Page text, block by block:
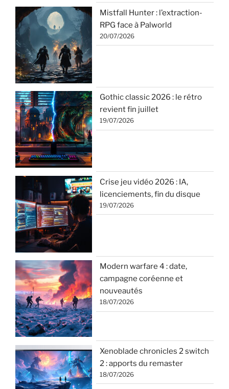
Mistfall Hunter : l’extraction-
RPG face à Palworld
20/07/2026
Gothic classic 2026 : le rétro
revient fin juillet
19/07/2026
Crise jeu vidéo 2026 : IA,
licenciements, fin du disque
19/07/2026
Modern warfare 4 : date,
campagne coréenne et
nouveautés
18/07/2026
Xenoblade chronicles 2 switch
2 : apports du remaster
18/07/2026